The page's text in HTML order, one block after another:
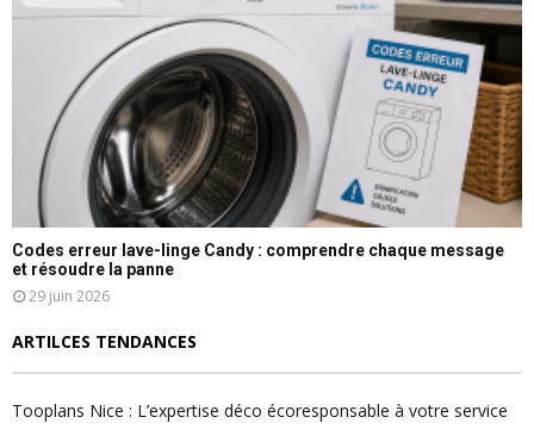
Codes erreur lave-linge Candy : comprendre chaque message
et résoudre la panne
29 juin 2026
ARTILCES TENDANCES
Tooplans Nice : L’expertise déco écoresponsable à votre service